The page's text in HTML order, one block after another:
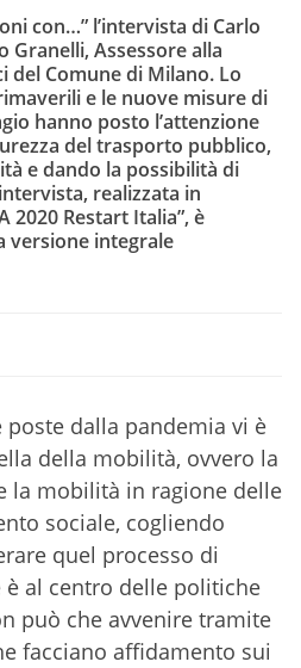
con…” l’intervista di Carlo
Granelli, Assessore alla
del Comune di Milano. Lo
e le nuove misure di
hanno posto l’attenzione
del trasporto pubblico,
e dando la possibilità di
realizzata in
2020 Restart Italia”, è
versione integrale
dalla pandemia vi è
della mobilità, ovvero la
la mobilità in ragione delle
sociale, cogliendo
quel processo di
al centro delle politiche
può che avvenire tramite
facciano affidamento sui